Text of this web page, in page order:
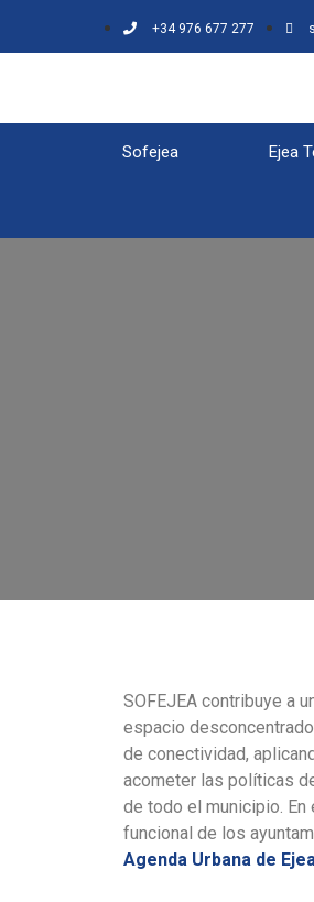
+34 976 677 277
Sofejea Ejea
SOFEJEA contribuye a
espacio
de conectividad,
acometer las políticas
de todo el municipio.
funcional de los
Agenda Urbana de